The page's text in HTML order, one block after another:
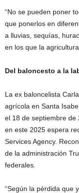
“No se pueden poner
que ponerlos en
a lluvias, sequías,
en los que la
Del baloncesto a la
La ex baloncelista
agrícola en Santa
el 18 de septiembre de
en este 2025 espera
Services Agency.
de la administración
federales.
“Según la pérdida que